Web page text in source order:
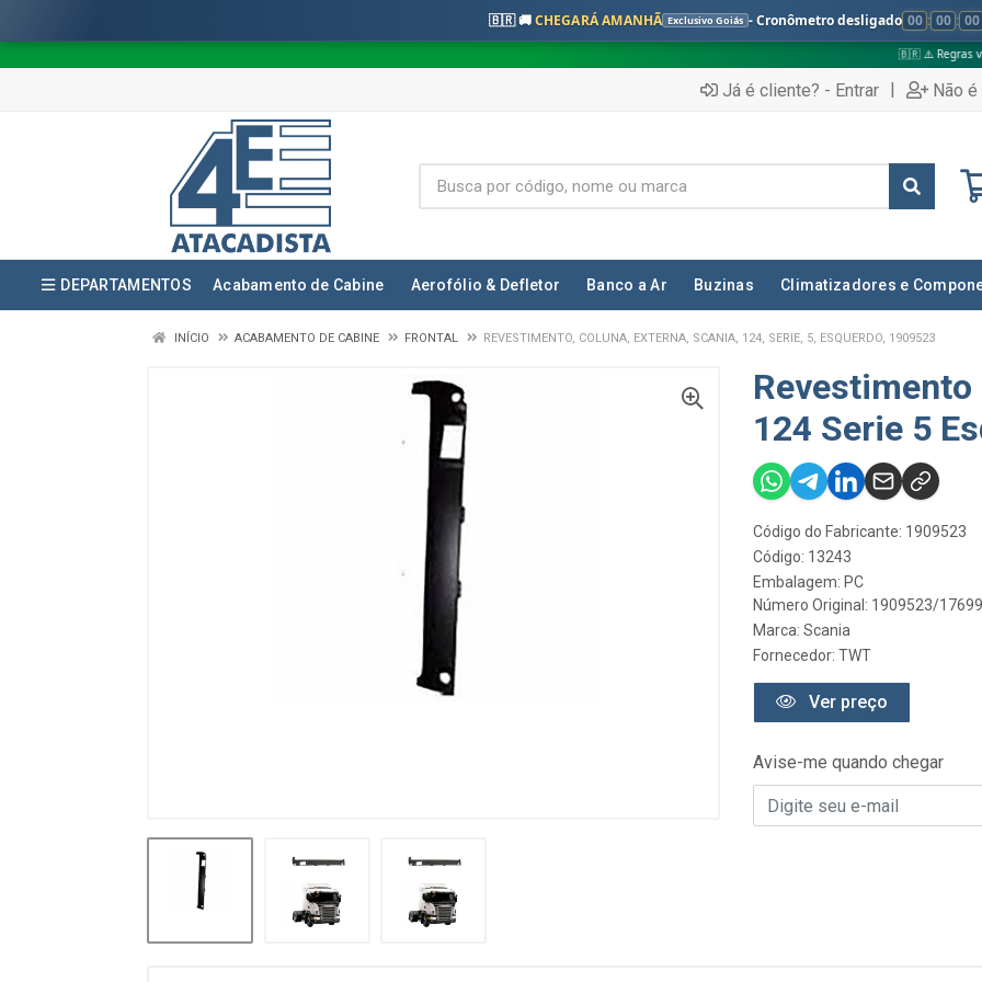
🇧🇷 🚚CHEGARÁ AMANHÃ Exclusivo Goiás - Cronômetro desligado 00 : 00 : 00
🇧🇷 ⚠️ Regras válidas apenas
Já é cliente? - Entrar | Não
DEPARTAMENTOS Acabamento de Cabine Aerofólio & Defletor Banco a Ar Buzinas Climatizadores e
INÍCIO ACABAMENTO DE CABINE FRONTAL REVESTIMENTO, COLUNA, EXTERNA, SCANIA, 124, SERIE, 5, ESQUERDO, 1909523
Revestimento
124 Serie 5
Código do Fabricante: 1909523
Código: 13243
Embalagem: PC
Número Original: 1909523/
Marca: Scania
Fornecedor: TWT
Ver preço
Avise-me quando chegar